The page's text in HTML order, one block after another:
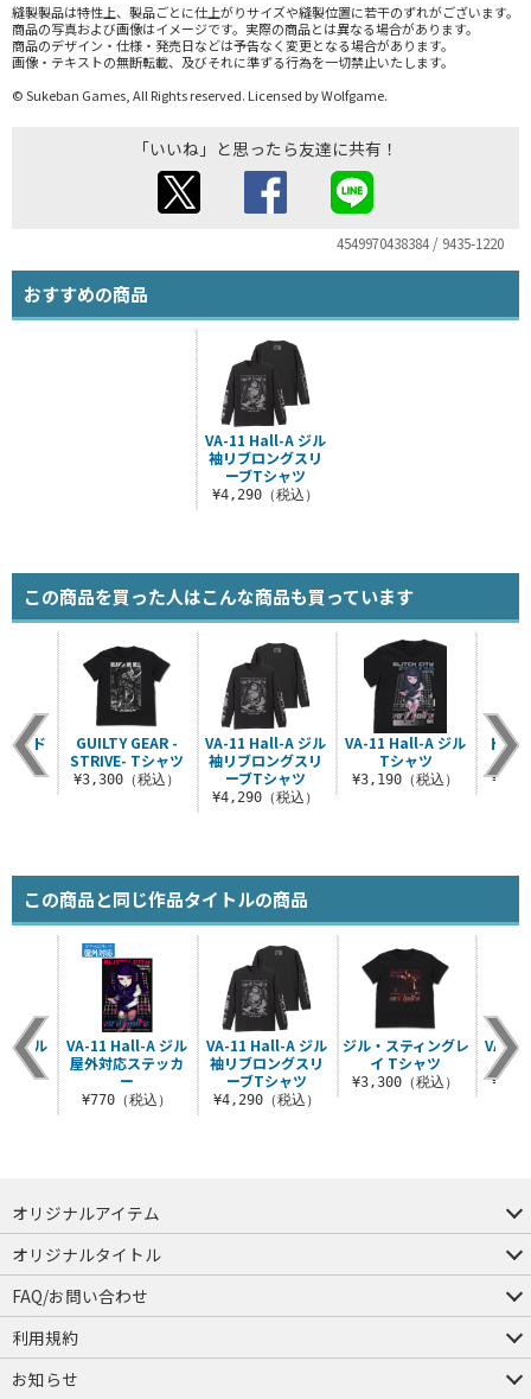
縫製製品は特性上、製品ごとに仕上がりサイズや縫製位置に若干のずれがございます。
商品の写真および画像はイメージです。実際の商品とは異なる場合があります。
商品のデザイン・仕様・発売日などは予告なく変更となる場合があります。
画像・テキストの無断転載、及びそれに準ずる行為を一切禁止いたします。
© Sukeban Games, All Rights reserved. Licensed by Wolfgame.
「いいね」と思ったら友達に共有！
4549970438384 / 9435-1220
おすすめの商品
VA-11 Hall-A ジル
袖リブロングスリ
ーブTシャツ
¥4,290（税込）
この商品を買った人はこんな商品も買っています
VA-11 Hall-A ジル
袖リブロングスリ
ーブTシャツ
¥4,290（税込）
VA-11 Hall-A ジル
Tシャツ
¥3,190（税込）
ドロ
ッド
込）
GUILTY GEAR -
STRIVE- Tシャツ
¥3,300（税込）
この商品と同じ作品タイトルの商品
VA-11 Hall-A ジル
袖リブロングスリ
ーブTシャツ
¥4,290（税込）
ジル・スティングレ
イ Tシャツ
¥3,300（税込）
VA-11
ジル
カー
込）
VA-11 Hall-A ジル
屋外対応ステッカ
ー
¥770（税込）
オリジナルアイテム
つままれ
つかまれ
ピョコッテ
オリジナルタイトル
アイテムヤ
ミスカトニック大學購買部
FAQ/お問い合わせ
FAQ
お問い合わせ
利用規約
会員規約・ポイント規約
特定商取引法に関する表示
プライバシーポリシー
お知らせ